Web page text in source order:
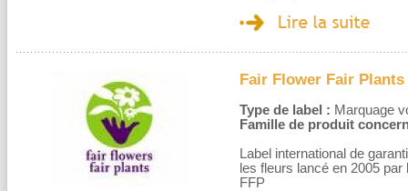
Fair Flower Fair Plants
Type de label : Marquage
Famille de produit
Label international de
les fleurs lancé en 2005
FFP